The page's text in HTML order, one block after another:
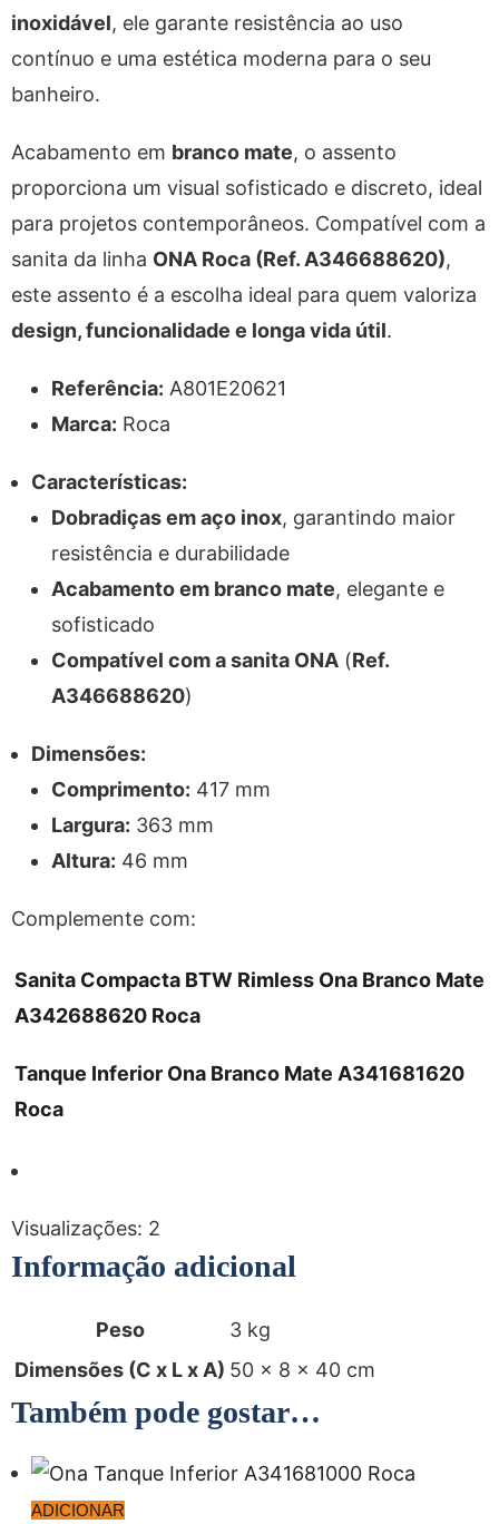
inoxidável, ele garante resistência ao uso
contínuo e uma estética moderna para o seu
banheiro.
Acabamento em branco mate, o assento
proporciona um visual sofisticado e discreto, ideal
para projetos contemporâneos. Compatível com a
sanita da linha ONA Roca (Ref. A346688620),
este assento é a escolha ideal para quem valoriza
design, funcionalidade e longa vida útil.
Referência: A801E20621
Marca: Roca
Características:
Dobradiças em aço inox, garantindo maior
resistência e durabilidade
Acabamento em branco mate, elegante e
sofisticado
Compatível com a sanita ONA (Ref.
A346688620)
Dimensões:
Comprimento: 417 mm
Largura: 363 mm
Altura: 46 mm
Complemente com:
Sanita Compacta BTW Rimless Ona Branco Mate
A342688620 Roca
Tanque Inferior Ona Branco Mate A341681620
Roca
Visualizações: 2
Informação adicional
Peso
3 kg
Dimensões (C x L x A) 50 × 8 × 40 cm
Também pode gostar…
ADICIONAR